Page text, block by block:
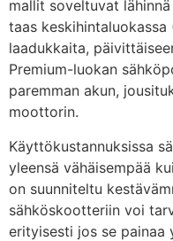
mallit soveltuvat
taas
laadukkaita,
Premium-luokan
paremman akun,
moottorin.
Käyttökustannuksissa
yleensä vähäisempää
on suunniteltu
sähköskootteriin voi
erityisesti jos se painaa